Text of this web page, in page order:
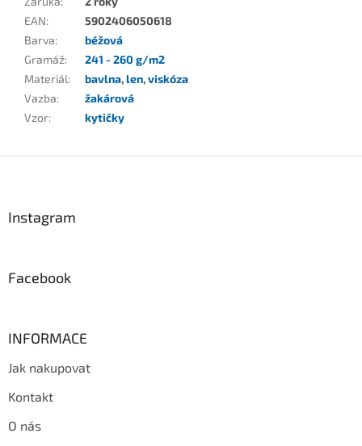
EAN:
5902406050618
Barva:
béžová
Gramáž:
241 - 260 g/m2
Materiál: bavlna,len,viskóza
Vazba:
žakárová
Vzor: kytičky
Instagram
Facebook
INFORMACE
Jak nakupovat
Kontakt
O nás